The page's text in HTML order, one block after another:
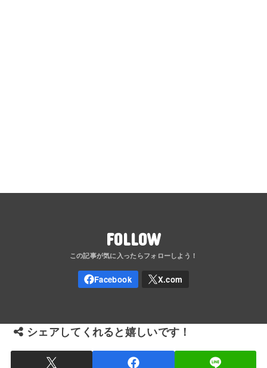
FOLLOW
シェアしてくれると嬉しいです！